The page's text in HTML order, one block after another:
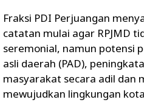
Fraksi PDI Perjuangan
catatan mulai agar RPJMD
seremonial, namun potensi
asli daerah (PAD),
masyarakat secara adil dan
mewujudkan lingkungan